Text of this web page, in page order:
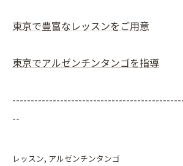
東京で豊富なレッスンをご用意
東京でアルゼンチンタンゴを指導
--
レッスン アルゼンチンタンゴ